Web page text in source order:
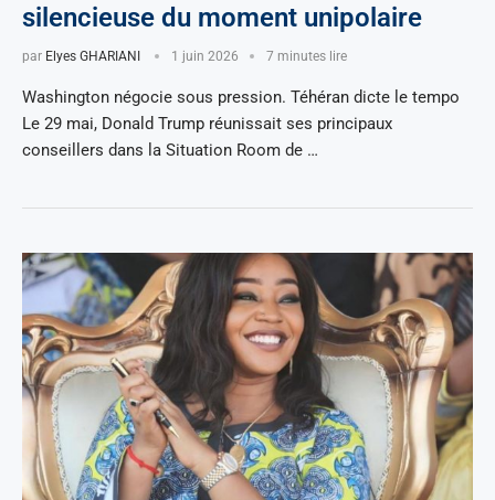
silencieuse du moment unipolaire
par Elyes GHARIANI 1 juin 2026 7 minutes lire
Washington négocie sous pression. Téhéran dicte le tempo
Le 29 mai, Donald Trump réunissait ses principaux
conseillers dans la Situation Room de …